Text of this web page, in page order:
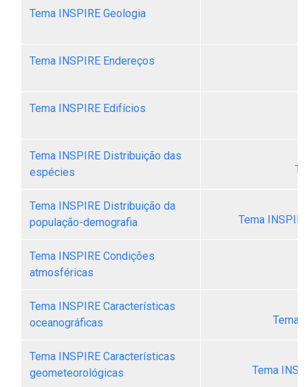
Tema INSPIRE Geologia
Tema INSPIRE Endereços
Tema INSPIRE Edifícios
Tema INSPIRE Distribuição das
espécies
Tema INSPIRE Distribuição da
população-demografia
Tema
Tema INSPIRE Condições
atmosféricas
Tema INSPIRE Características
oceanográficas
Tema
Tema INSPIRE Características
geometeorológicas
Tema